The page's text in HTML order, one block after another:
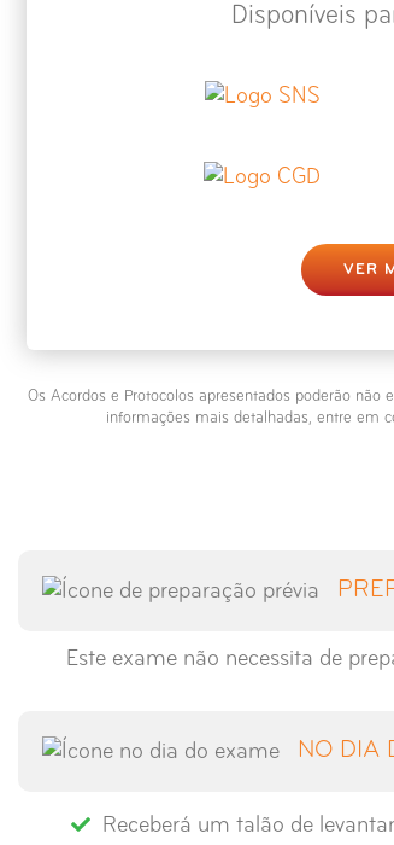
Disponíveis
VER
Os Acordos e Protocolos apresentados poderão não
informações mais detalhadas, entre em
Este exame não necessita de
NO DIA
Receberá um talão de